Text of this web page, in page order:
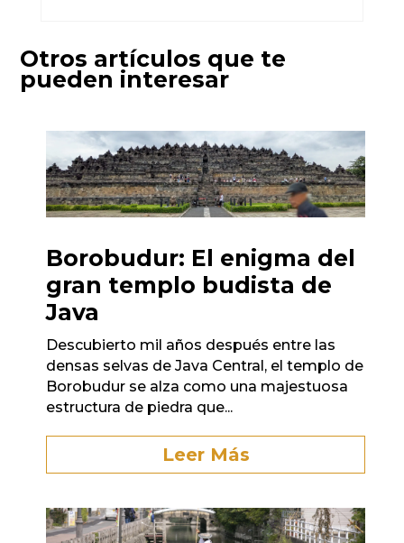
Otros artículos que te
pueden interesar
Borobudur: El enigma del
gran templo budista de
Java
Descubierto mil años después entre las
densas selvas de Java Central, el templo de
Borobudur se alza como una majestuosa
estructura de piedra que...
Leer Más